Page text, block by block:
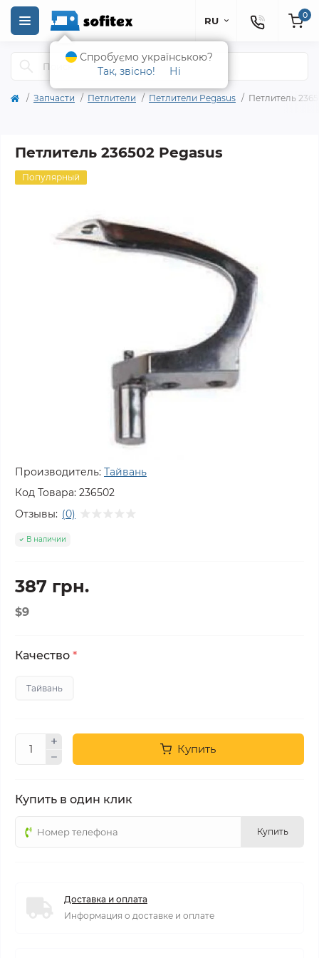
RU 0
Запчасти Петлители Петлители Pegasus Петлитель
Петлитель 236502 Pegasus
Популярный
Производитель: Тайвань
Код Товара: 236502
Отзывы: (0)
В наличии
387 грн.
$9
Качество *
Тайвань
Купить
Купить в один клик
Купить
Доставка и оплата
Информация о доставке и оплате
Спробуємо українською?
Так, звісно!
Ні